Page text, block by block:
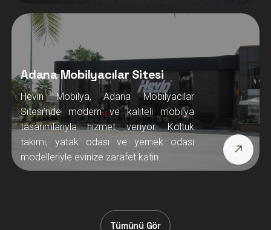
Adana Mobilyacılar Sitesi
Hevin Mobilya, Adana Mobilyacılar
Sitesi’nde modern ve kaliteli mobilya
tasarımlarıyla hizmet veriyor. Koltuk
takımı, yatak odası ve yemek odası
modelleriyle evinize zarafet katın.
Tümünü Gör